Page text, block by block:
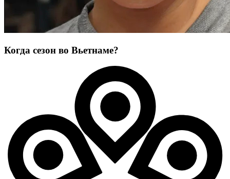
Когда сезон во Вьетнаме?